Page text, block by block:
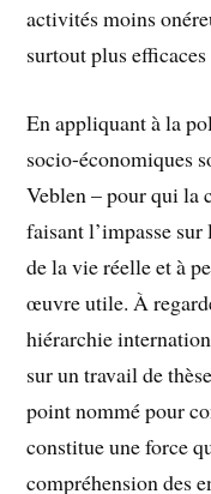
activités moins
surtout plus
En appliquant à la
socio-économiques
Veblen – pour qui la
faisant l’impasse sur
de la vie réelle et à
œuvre utile. À
hiérarchie
sur un travail de
point nommé pour
constitue une force
compréhension des